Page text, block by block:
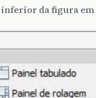
da figura em